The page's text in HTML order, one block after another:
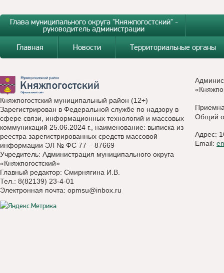
Глава муниципального округа "Княжпогостский" -
руководитель администрации
Главная
Новости Территориальные органы
Княжпогостский муниципальный район (12+)
Зарегистрирован в Федеральной службе по надзору в
сфере связи, информационных технологий и массовых
коммуникаций 25.06.2024 г., наименование: выписка из
реестра зарегистрированных средств массовой
информации ЭЛ № ФС 77 – 87669
Учредитель: Администрация муниципального округа
«Княжпогостский»
Главный редактор: Смирнягина И.В.
Тел.: 8(82139) 23-4-01
Электронная почта: opmsu@inbox.ru
Общий
Адрес:
Email: